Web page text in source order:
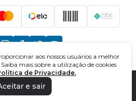
ONLINE PARA CONCURSOS. TODOS OS
CNPJ: 32.161.525/0001-03
aos nossos usuários a melhor
mais sobre a utilização de cookies
de Privacidade.
e sair